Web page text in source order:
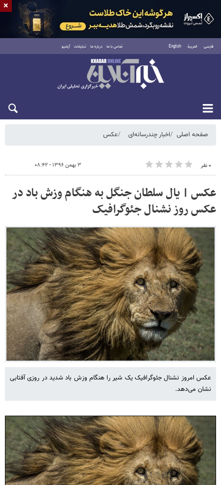
فارسی العربية English تماس با ما درباره ما تبلیغات آرشیو
شنبه ۱۷ مرداد ۱۴۰۵
صفحه اصلی اخبار چندرسانه‌ای عکس
۰ نفر ۳ بهمن ۱۳۹۶ - ۰۸:۴۲
عکس | یال سلطان جنگل به هنگام وزش باد در
عکس روز نشنال جئوگرافیک
عکس امروز نشنال جئوگرافیک یک شیر را هنگام وزش باد شدید در روزی آفتابی
نشان می‌دهد.
×